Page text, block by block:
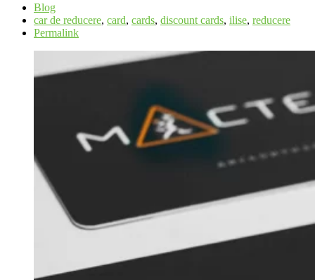
Blog
car de reducere, card, cards, discount cards, ilise, reducere
Permalink